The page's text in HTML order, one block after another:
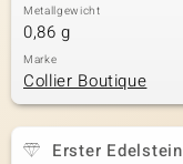
Metallgewicht
0,86 g
Marke
Collier Boutique
Erster Edelstein